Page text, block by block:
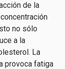
de la
no sólo
a la
La
provoca fatiga